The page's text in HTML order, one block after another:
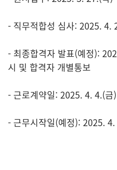
- 직무적합성 심사: 2025. 4.
- 최종합격자 발표(예정):
시 및 합격자 개별통보
- 근로계약일: 2025. 4. 4.(금)
- 근무시작일(예정): 2025.